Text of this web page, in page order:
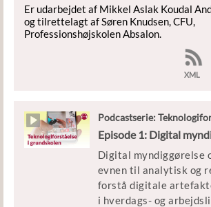
Er udarbejdet af Mikkel Aslak Koudal
og tilrettelagt af Søren Knudsen, CFU,
Professionshøjskolen Absalon.
XML
Podcastserie:
grundskolen
Episode 1: Digital
Digital myndiggørelse
evnen til analytisk og
forstå digitale
i hverdags- og